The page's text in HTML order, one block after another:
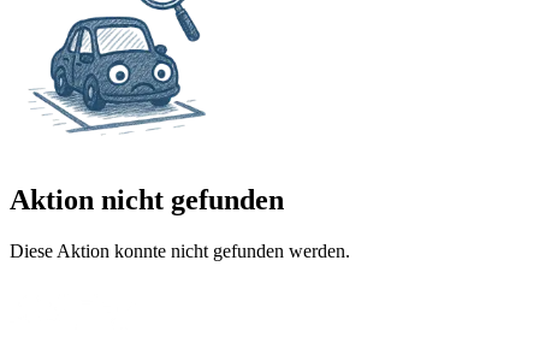
Aktion nicht gefunden
Diese Aktion konnte nicht gefunden werden.